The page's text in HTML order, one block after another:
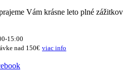
Vám krásne leto plné zážitkov
15:00
nad 150€ viac info